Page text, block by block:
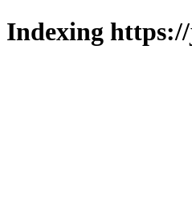
Indexing